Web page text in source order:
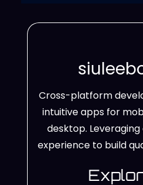
Cross-platform
intuitive apps for
desktop.
experience to build